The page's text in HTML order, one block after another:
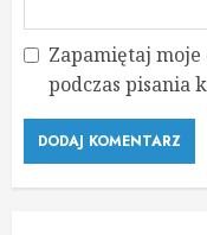
Zapamiętaj
podczas pisania